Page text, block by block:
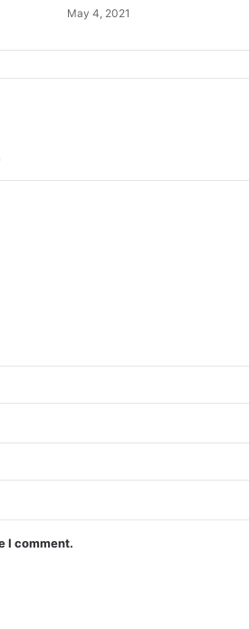
May 4, 2021
I comment.